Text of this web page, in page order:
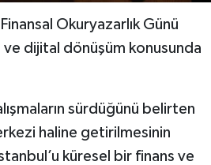
Okuryazarlık Günü
ve dijital dönüşüm konusunda
sürdüğünü belirten
haline getirilmesinin
küresel bir finans ve